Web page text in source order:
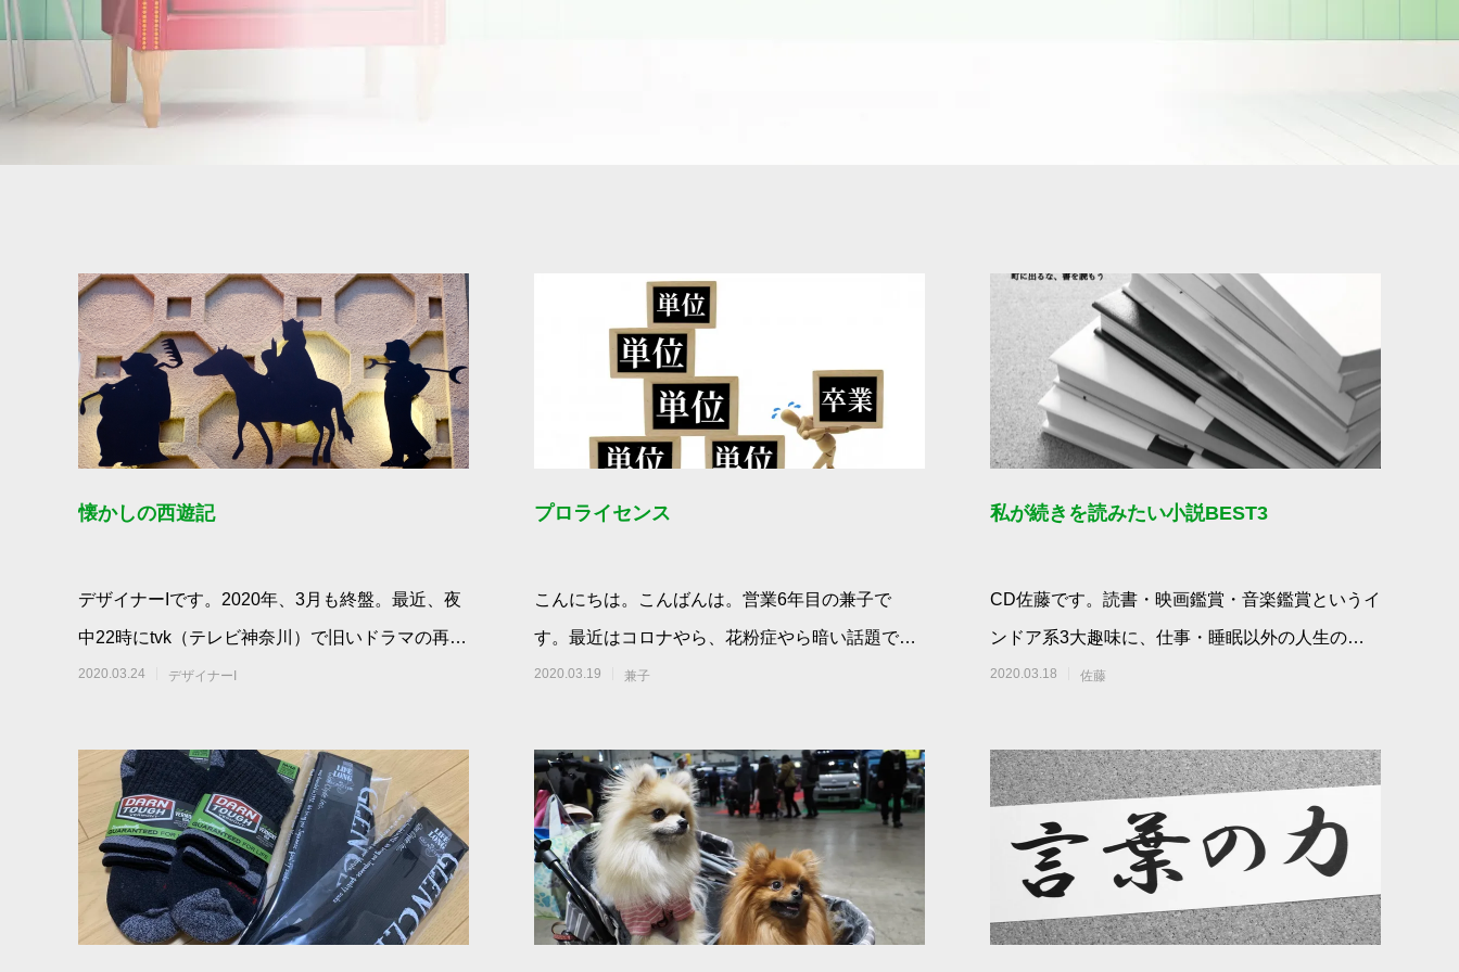
懐かしの西遊記
デザイナーIです。2020年、3月も終盤。最近、夜
中22時にtvk（テレビ神奈川）で旧いドラマの再放
送してます。今は「西遊記」。19
2020.03.24 デザイナーI
プロライセンス
こんにちは。こんばんは。営業6年目の兼子で
す。最近はコロナやら、花粉症やら暗い話題で、
もう引きこもるしかないわ状態の我らの祖国ジャ
2020.03.19 兼子
私が続きを読みたい小説BEST3
CD佐藤です。読書・映画鑑賞・音楽鑑賞というイ
ンドア系3大趣味に、仕事・睡眠以外の人生の大
半を費やしてきましたが、40歳を過ぎ、人生の折
2020.03.18 佐藤